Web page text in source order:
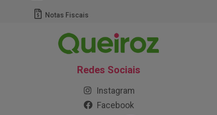
Notas Fiscais
Redes Sociais
Instagram
Facebook